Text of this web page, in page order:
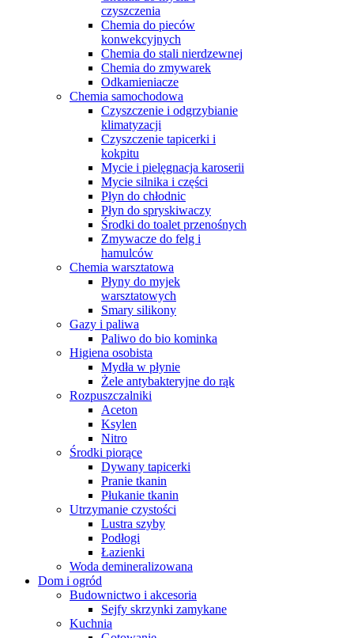
czyszczenia
Chemia do pieców
konwekcyjnych
Chemia do stali nierdzewnej
Chemia do zmywarek
Odkamieniacze
Chemia samochodowa
Czyszczenie i odgrzybianie
klimatyzacji
Czyszczenie tapicerki i
kokpitu
Mycie i pielęgnacja karoserii
Mycie silnika i części
Płyn do chłodnic
Płyn do spryskiwaczy
Środki do toalet przenośnych
Zmywacze do felg i
hamulców
Chemia warsztatowa
Płyny do myjek
warsztatowych
Smary silikony
Gazy i paliwa
Paliwo do bio kominka
Higiena osobista
Mydła w płynie
Żele antybakteryjne do rąk
Rozpuszczalniki
Aceton
Ksylen
Nitro
Środki piorące
Dywany tapicerki
Pranie tkanin
Płukanie tkanin
Utrzymanie czystości
Lustra szyby
Podłogi
Łazienki
Woda demineralizowana
Dom i ogród
Budownictwo i akcesoria
Sejfy skrzynki zamykane
Kuchnia